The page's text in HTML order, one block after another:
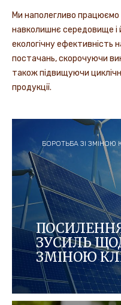
Ми наполегливо працюємо
навколишнє середовище
екологічну ефективність
постачань, скорочуючи
також підвищуючи
продукції.
БОРОТЬБА ЗІ ЗМІНОЮ
ЗУСИЛЬ
ЗМІНОЮ
Щороку ми
вуглекислого газу,